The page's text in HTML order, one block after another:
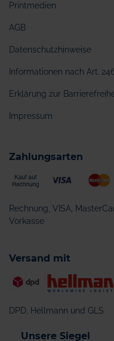
Printmedien
AGB
Datenschutzhinweise
Informationen nach Art.
Erklärung zur
Impressum
Zahlungsarten
Rechnung, VISA,
Vorkasse
Versand mit
DPD, Hellmann und GLS
Unsere Siegel